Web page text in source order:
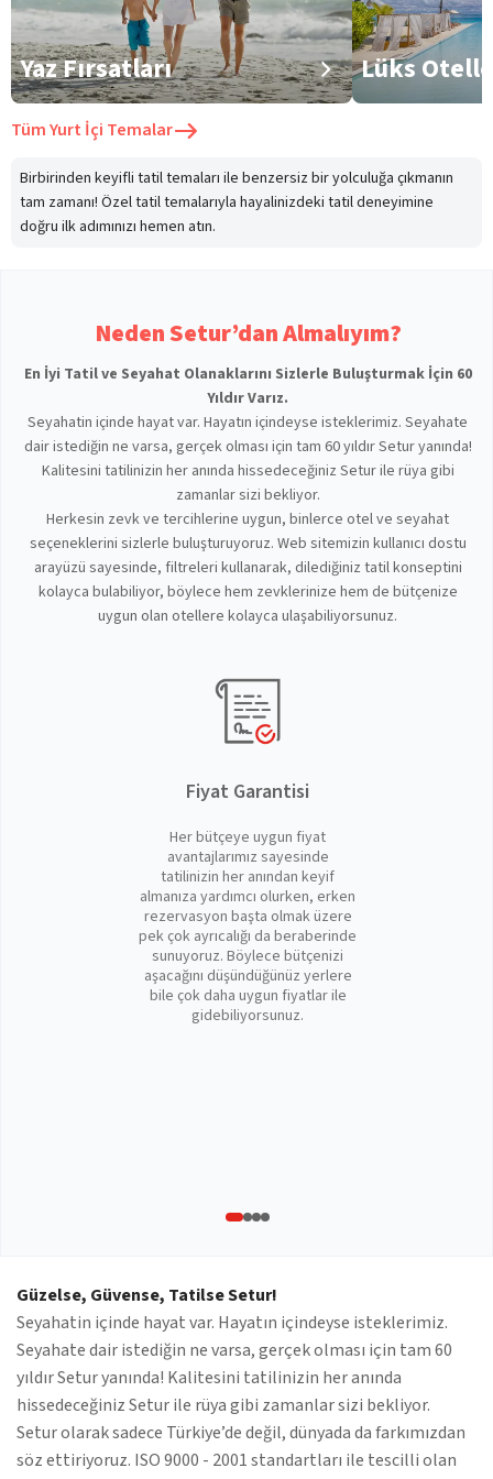
Yaz Fırsatları Lüks
TümYurt İçi Temalar
Birbirinden keyifli tatil temaları ile benzersiz bir yolculuğa çıkmanın
tam zamanı! Özel tatil temalarıyla hayalinizdeki tatil deneyimine
doğru ilk adımınızı hemen atın.
Neden Setur’dan Almalıyım?
En İyi Tatil ve Seyahat Olanaklarını Sizlerle Buluşturmak İçin 60
Yıldır Varız.
Seyahatin içinde hayat var. Hayatın içindeyse isteklerimiz. Seyahate
dair istediğin ne varsa, gerçek olması için tam 60 yıldır Setur yanında!
Kalitesini tatilinizin her anında hissedeceğiniz Setur ile rüya gibi
zamanlar sizi bekliyor.
Herkesin zevk ve tercihlerine uygun, binlerce otel ve seyahat
seçeneklerini sizlerle buluşturuyoruz. Web sitemizin kullanıcı dostu
arayüzü sayesinde, filtreleri kullanarak, dilediğiniz tatil konseptini
kolayca bulabiliyor, böylece hem zevklerinize hem de bütçenize
uygun olan otellere kolayca ulaşabiliyorsunuz.
Fiyat Garantisi
Her bütçeye uygun fiyat
avantajlarımız sayesinde
tatilinizin her anından keyif
almanıza yardımcı olurken, erken
rezervasyon başta olmak üzere
pek çok ayrıcalığı da beraberinde
sunuyoruz. Böylece bütçenizi
aşacağını düşündüğünüz yerlere
bile çok daha uygun fiyatlar ile
gidebiliyorsunuz.
Güzelse, Güvense, Tatilse Setur!
Seyahatin içinde hayat var. Hayatın içindeyse isteklerimiz.
Seyahate dair istediğin ne varsa, gerçek olması için tam 60
yıldır Setur yanında! Kalitesini tatilinizin her anında
hissedeceğiniz Setur ile rüya gibi zamanlar sizi bekliyor.
Setur olarak sadece Türkiye’de değil, dünyada da farkımızdan
söz ettiriyoruz. ISO 9000 - 2001 standartları ile tescilli olan